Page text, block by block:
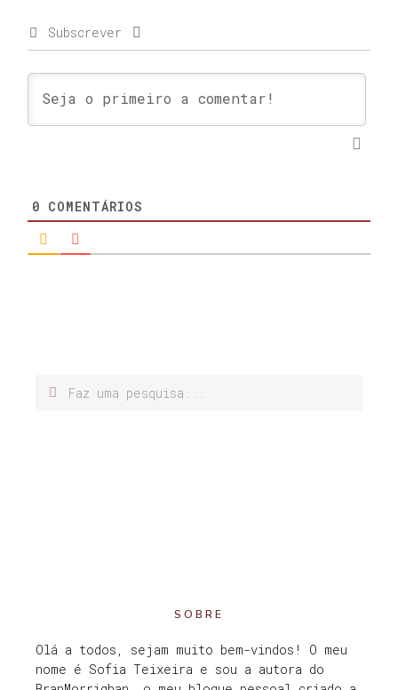
Subscrever
0 COMENTÁRIOS
SOBRE
Olá a todos, sejam muito bem-vindos! O meu
nome é Sofia Teixeira e sou a autora do